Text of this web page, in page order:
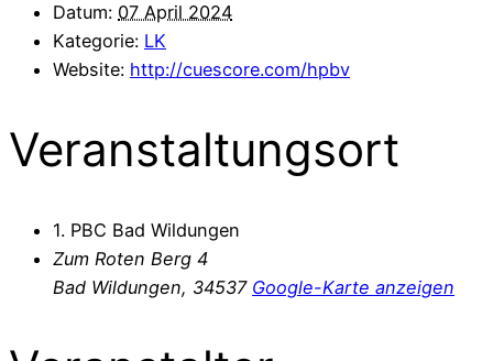
Datum: 07 April 2024
Kategorie: LK
Website: http://cuescore.com/hpbv
Veranstaltungsort
1. PBC Bad Wildungen
Zum Roten Berg 4
Bad Wildungen, 34537 Google-Karte anzeigen